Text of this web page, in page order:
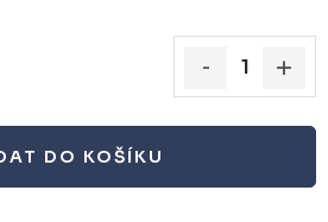
DO KOŠÍKU